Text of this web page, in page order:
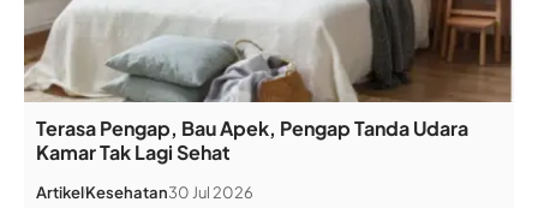
Terasa Pengap, Bau Apek, Pengap Tanda Udara
Kamar Tak Lagi Sehat
ArtikelKesehatan30 Jul 2026